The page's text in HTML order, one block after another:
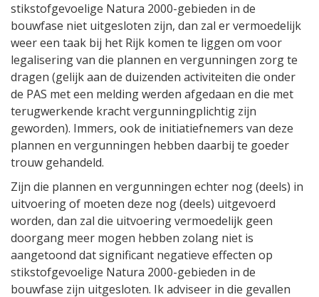
stikstofgevoelige Natura 2000-gebieden in de
bouwfase niet uitgesloten zijn, dan zal er vermoedelijk
weer een taak bij het Rijk komen te liggen om voor
legalisering van die plannen en vergunningen zorg te
dragen (gelijk aan de duizenden activiteiten die onder
de PAS met een melding werden afgedaan en die met
terugwerkende kracht vergunningplichtig zijn
geworden). Immers, ook de initiatiefnemers van deze
plannen en vergunningen hebben daarbij te goeder
trouw gehandeld.
Zijn die plannen en vergunningen echter nog (deels) in
uitvoering of moeten deze nog (deels) uitgevoerd
worden, dan zal die uitvoering vermoedelijk geen
doorgang meer mogen hebben zolang niet is
aangetoond dat significant negatieve effecten op
stikstofgevoelige Natura 2000-gebieden in de
bouwfase zijn uitgesloten. Ik adviseer in die gevallen